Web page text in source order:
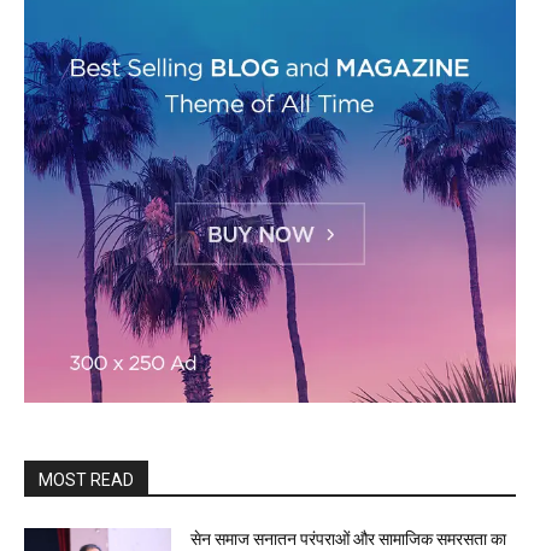
MOST READ
सेन समाज सनातन परंपराओं और सामाजिक समरसता का